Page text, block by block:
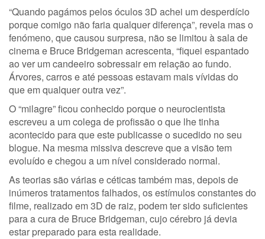
“Quando pagámos pelos óculos 3D achei um desperdício
porque comigo não faria qualquer diferença”, revela mas o
fenómeno, que causou surpresa, não se limitou à sala de
cinema e Bruce Bridgeman acrescenta, “fiquei espantado
ao ver um candeeiro sobressair em relação ao fundo.
Árvores, carros e até pessoas estavam mais vívidas do
que em qualquer outra vez”.
O “milagre” ficou conhecido porque o neurocientista
escreveu a um colega de profissão o que lhe tinha
acontecido para que este publicasse o sucedido no seu
blogue. Na mesma missiva descreve que a visão tem
evoluído e chegou a um nível considerado normal.
As teorias são várias e céticas também mas, depois de
inúmeros tratamentos falhados, os estímulos constantes do
filme, realizado em 3D de raiz, podem ter sido suficientes
para a cura de Bruce Bridgeman, cujo cérebro já devia
estar preparado para esta realidade.